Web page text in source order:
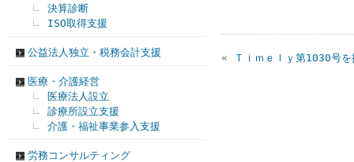
決算診断
ISO取得支援
公益法人独立・税務会計支援
医療・介護経営
医療法人設立
診療所設立支援
介護・福祉事業参入支援
労務コンサルティング
« Ｔｉｍｅｌｙ第1030号